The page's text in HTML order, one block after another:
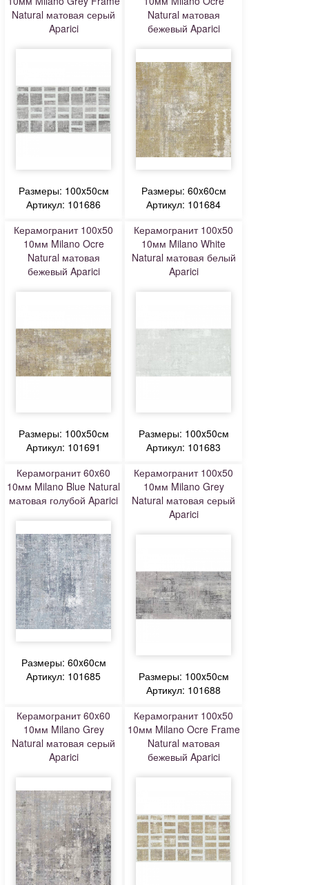
Natural матовая серый
Aparici
Размеры: 100x50см
Артикул: 101686
Natural матовая
бежевый Aparici
Размеры: 60x60см
Артикул: 101684
Керамогранит 100x50
10мм Milano Ocre
Natural матовая
бежевый Aparici
Размеры: 100x50см
Артикул: 101691
Керамогранит 100x50
10мм Milano White
Natural матовая белый
Aparici
Размеры: 100x50см
Артикул: 101683
Керамогранит 60x60
10мм Milano Blue Natural
матовая голубой Aparici
Размеры: 60x60см
Артикул: 101685
Керамогранит 100x50
10мм Milano Grey
Natural матовая серый
Aparici
Размеры: 100x50см
Артикул: 101688
Керамогранит 60x60
10мм Milano Grey
Natural матовая серый
Aparici
Керамогранит 100x50
10мм Milano Ocre Frame
Natural матовая
бежевый Aparici